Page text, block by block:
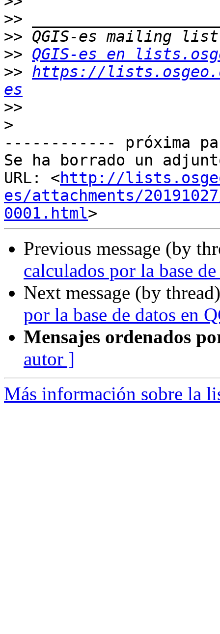
>>
>>
>> QGIS-es en
>> https://
es
>>
>
------------ próxima
Se ha borrado un
URL: <http://
es/attachments/
0001.html
Previous message (by
calculados por la base
Next message (by
por la base de datos en
Mensajes ordenados
autor ]
Más información sobre la